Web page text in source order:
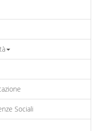
Sociali